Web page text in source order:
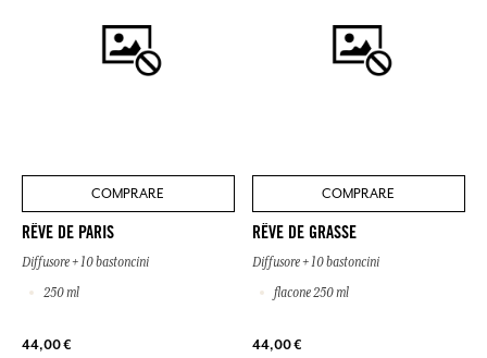
COMPRARE
RÊVE DE PARIS
Diffusore + 10 bastoncini
250 ml
44,00 €
COMPRARE
RÊVE DE GRASSE
Diffusore + 10 bastoncini
flacone 250 ml
44,00 €